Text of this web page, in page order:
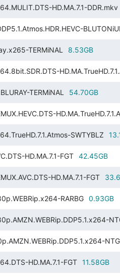
HD.MA.7.1-DDR.mkv
TERMiNAL 8.53GB
TERMiNAL 54.70GB
SWTYBLZ
HD.MA.7.1-FGT 42.45GB
HD.MA.7.1-FGT
RARBG 0.93GB
NTG
HD.MA.7.1-FGT 11.58GB